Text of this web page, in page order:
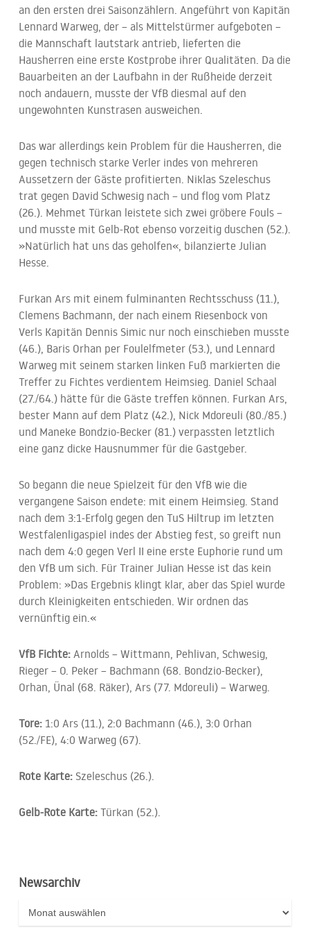
an den ersten drei Saisonzählern. Angeführt von Kapitän
Lennard Warweg, der – als Mittelstürmer aufgeboten –
die Mannschaft lautstark antrieb, lieferten die
Hausherren eine erste Kostprobe ihrer Qualitäten. Da die
Bauarbeiten an der Laufbahn in der Rußheide derzeit
noch andauern, musste der VfB diesmal auf den
ungewohnten Kunstrasen ausweichen.
Das war allerdings kein Problem für die Hausherren, die
gegen technisch starke Verler indes von mehreren
Aussetzern der Gäste profitierten. Niklas Szeleschus
trat gegen David Schwesig nach – und flog vom Platz
(26.). Mehmet Türkan leistete sich zwei gröbere Fouls –
und musste mit Gelb-Rot ebenso vorzeitig duschen (52.).
»Natürlich hat uns das geholfen«, bilanzierte Julian
Hesse.
Furkan Ars mit einem fulminanten Rechtsschuss (11.),
Clemens Bachmann, der nach einem Riesenbock von
Verls Kapitän Dennis Simic nur noch einschieben musste
(46.), Baris Orhan per Foulelfmeter (53.), und Lennard
Warweg mit seinem starken linken Fuß markierten die
Treffer zu Fichtes verdientem Heimsieg. Daniel Schaal
(27./64.) hätte für die Gäste treffen können. Furkan Ars,
bester Mann auf dem Platz (42.), Nick Mdoreuli (80./85.)
und Maneke Bondzio-Becker (81.) verpassten letztlich
eine ganz dicke Hausnummer für die Gastgeber.
So begann die neue Spielzeit für den VfB wie die
vergangene Saison endete: mit einem Heimsieg. Stand
nach dem 3:1-Erfolg gegen den TuS Hiltrup im letzten
Westfalenligaspiel indes der Abstieg fest, so greift nun
nach dem 4:0 gegen Verl II eine erste Euphorie rund um
den VfB um sich. Für Trainer Julian Hesse ist das kein
Problem: »Das Ergebnis klingt klar, aber das Spiel wurde
durch Kleinigkeiten entschieden. Wir ordnen das
vernünftig ein.«
VfB Fichte:Arnolds – Wittmann, Pehlivan, Schwesig,
Rieger – O. Peker – Bachmann (68. Bondzio-Becker),
Orhan, Ünal (68. Räker), Ars (77. Mdoreuli) – Warweg.
Tore: 1:0 Ars (11.), 2:0 Bachmann (46.), 3:0 Orhan
(52./FE), 4:0 Warweg (67).
Rote Karte:Szeleschus (26.).
Gelb-Rote Karte:Türkan (52.).
Newsarchiv
Newsarchiv